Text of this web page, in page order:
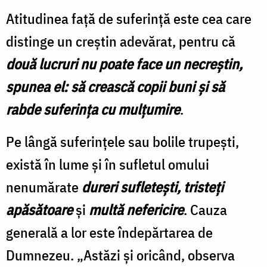
Atitudinea față de suferință este cea care
distinge un creștin adevărat, pentru că
două lucruri nu poate face un necreștin,
spunea el: să crească copii buni și să
rabde suferința cu mulțumire.
Pe lângă suferințele sau bolile trupești,
există în lume și în sufletul omului
nenumărate dureri sufletești, tristeți
apăsătoareși multă nefericire. Cauza
generală a lor este îndepărtarea de
Dumnezeu. „Astăzi și oricând, observa